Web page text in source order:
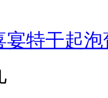
特干起泡